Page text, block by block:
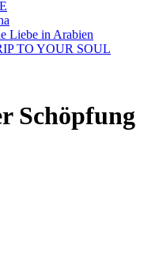
Liebe in Arabien
TO YOUR SOUL
Schöpfung